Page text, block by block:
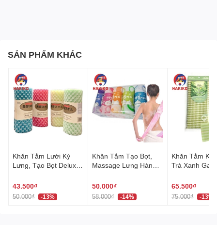
Chất liệu cao cấp: Khăn tắm kỳ lưng Hàn Quốc
an toàn cho làn da, mang lại cảm giác mềm mại và
êm ái khi sử dụng.
Thiết kế thông minh: Sản phẩm có thiết kế đặc biệt
giúp bạn dễ dàng chăm sóc cơ thể, đặc biệt là những
vùng khó tiếp cận như lưng và cổ.
Tiện lợi và tiết kiệm: Khăn tắm kỳ lưng Gahwa 원샤워
chăm sóc cơ thể mà còn tiết kiệm không gian trong
phòng tắm của bạn.
Cách sử dụng Khăn Tắm Kỳ Lưng Hàn Quốc Gahwa 원
SẢN PHẨM KHÁC
Khăn Tắm Lưới Kỳ
Lưng, Tạo Bọt Deluxe
올
43.500₫
50.000₫ -13%
Khăn Tắm Tạo Bọt,
Massage Lưng Hàn
hoa dài 30x95 cm 버블
샤워타올
50.000₫
58.000₫ -14%
Khăn Tắm Kỳ
Trà Xanh
샤워타올
65.500₫
75.000₫ -13%